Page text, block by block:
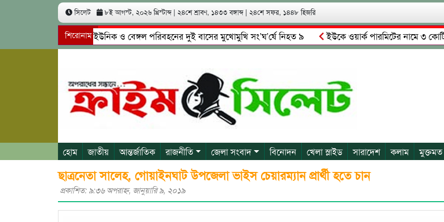
সিলেট ৮ই আগস্ট, ২০২৬ খ্রিস্টাব্দ | ২৪শে শ্রাবণ, ১৪৩৩ বঙ্গাব্দ | ২৪শে সফর, ১৪৪৮ হিজরি
শিরোনাম
সিলেটে ইউনিক ও বেঙ্গল পরিবহনের দুই বাসের মুখোমুখি সং’ঘ’র্ষে নিহত ৯ ইউকে ওয়ার্ক পারমিটের নামে ৩ কোটি ৬০
গোয়াইনঘাটে প্রেমের ফাঁদে তরুণী পাচার: মাদকাসক্ত রিমালকে গ্রেপ্তারের দাবি স্থানীয়দের
গোয়াইনঘাটে আলিম উদ্দিনের
হোম জাতীয় আন্তর্জাতিক রাজনীতি জেলা সংবাদ বিনোদন খেলা স্লাইড সারাদেশ কলাম মুক্তমত
ছাত্রনেতা সালেহ, গোয়াইনঘাট উপজেলা ভাইস চেয়ারম্যান প্রার্থী হতে চান
প্রকাশিত: ৯:৩৬ অপরাহ্ণ, জানুয়ারি ৯, ২০১৯